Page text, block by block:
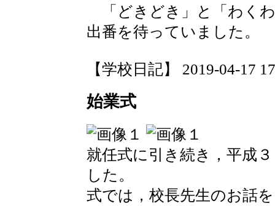
「どきどき」と「わく
出番を待っていました。
【学校日記】 2019-04-17
始業式
就任式に引き続き，平成
した。
式では，校長先生のお話